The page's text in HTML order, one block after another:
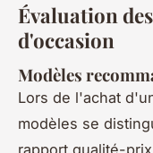
Évaluation
d'occasion
Modèles
Lors de l'achat
modèles se
rapport qualité-